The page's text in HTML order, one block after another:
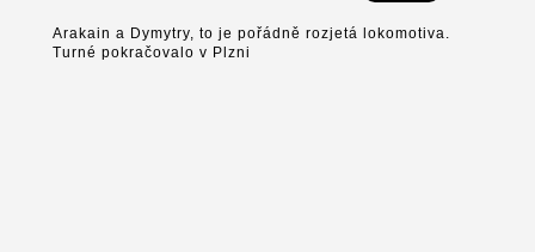
Arakain a Dymytry, to je pořádně rozjetá lokomotiva.
Turné pokračovalo v Plzni